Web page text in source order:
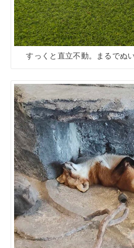
すっくと直立不動。まるでぬ